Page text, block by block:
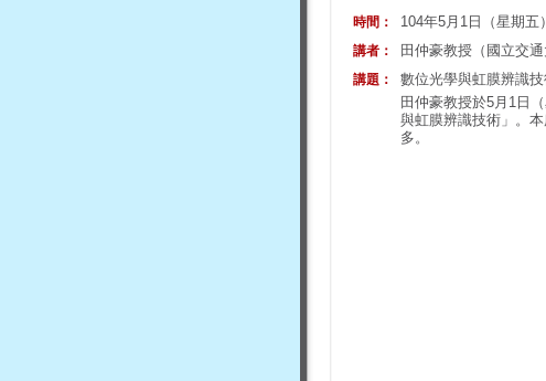
時間：
104年5月1日（星期五
講者： 田仲豪教授（國立交通
講題：
數位光學與虹膜辨識
田仲豪教授於5月1日
與虹膜辨識技術」。
多。